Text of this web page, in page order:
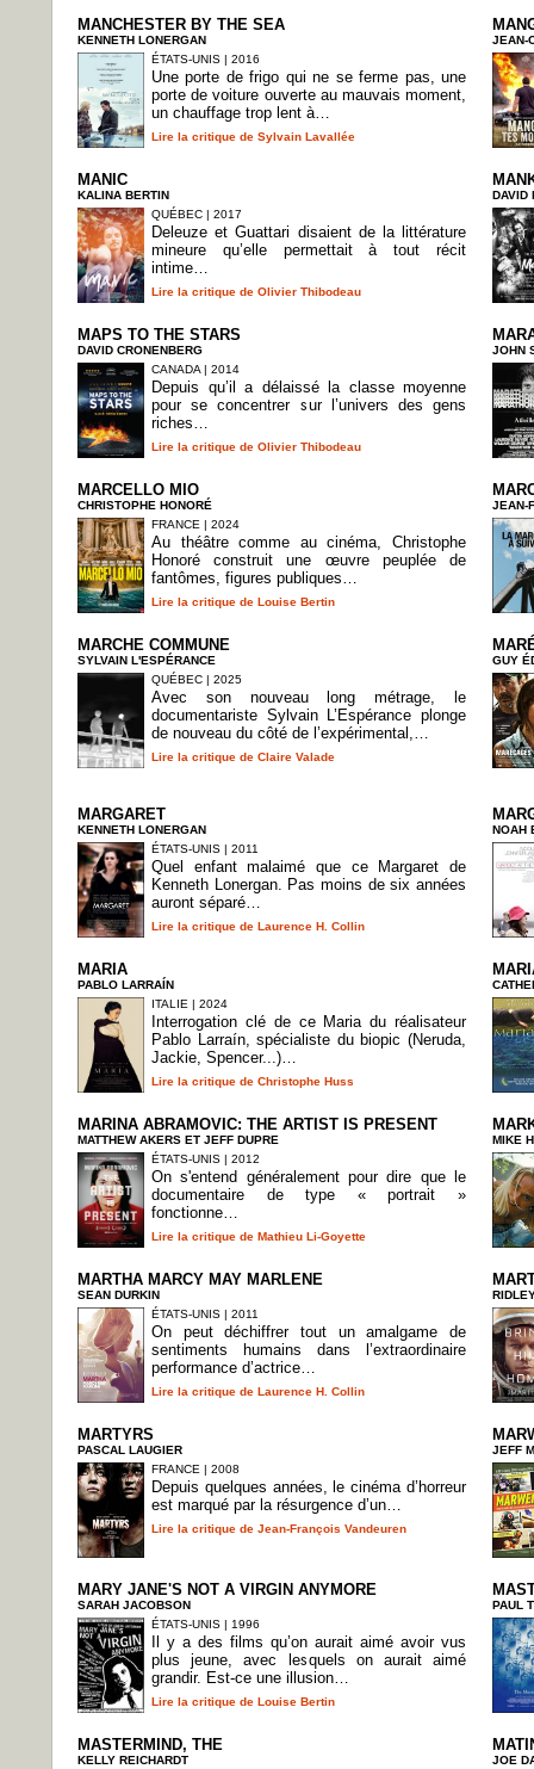
MANCHESTER BY THE SEA
KENNETH LONERGAN
ÉTATS-UNIS | 2016
Une porte de frigo qui ne se ferme pas, une
porte de voiture ouverte au mauvais moment,
un chauffage trop lent à…
Lire la critique de Sylvain Lavallée
JEAN-
MANIC
KALINA BERTIN
QUÉBEC | 2017
Deleuze et Guattari disaient de la littérature
mineure qu’elle permettait à tout récit
intime…
Lire la critique de Olivier Thibodeau
DAVID
MAPS TO THE STARS
DAVID CRONENBERG
CANADA | 2014
Depuis qu’il a délaissé la classe moyenne
pour se concentrer sur l’univers des gens
riches…
Lire la critique de Olivier Thibodeau
JOHN
MARCELLO MIO
CHRISTOPHE HONORÉ
FRANCE | 2024
Au théâtre comme au cinéma, Christophe
Honoré construit une œuvre peuplée de
fantômes, figures publiques…
Lire la critique de Louise Bertin
JEAN-
MARCHE COMMUNE
SYLVAIN L'ESPÉRANCE
QUÉBEC | 2025
Avec son nouveau long métrage, le
documentariste Sylvain L’Espérance plonge
de nouveau du côté de l’expérimental,…
Lire la critique de Claire Valade
GUY
MARGARET
KENNETH LONERGAN
ÉTATS-UNIS | 2011
Quel enfant malaimé que ce Margaret de
Kenneth Lonergan. Pas moins de six années
auront séparé…
Lire la critique de Laurence H. Collin
NOAH
MARIA
PABLO LARRAÍN
ITALIE | 2024
Interrogation clé de ce Maria du réalisateur
Pablo Larraín, spécialiste du biopic (Neruda,
Jackie, Spencer...)…
Lire la critique de Christophe Huss
MARINA ABRAMOVIC: THE ARTIST IS PRESENT
MATTHEW AKERS ET JEFF DUPRE
ÉTATS-UNIS | 2012
On s'entend généralement pour dire que le
documentaire de type « portrait »
fonctionne…
Lire la critique de Mathieu Li-Goyette
MIKE
MARTHA MARCY MAY MARLENE
SEAN DURKIN
ÉTATS-UNIS | 2011
On peut déchiffrer tout un amalgame de
sentiments humains dans l’extraordinaire
performance d’actrice…
Lire la critique de Laurence H. Collin
MARTYRS
PASCAL LAUGIER
FRANCE | 2008
Depuis quelques années, le cinéma d’horreur
est marqué par la résurgence d’un…
Lire la critique de Jean-François Vandeuren
JEFF
MARY JANE'S NOT A VIRGIN ANYMORE
SARAH JACOBSON
ÉTATS-UNIS | 1996
Il y a des films qu’on aurait aimé avoir vus
plus jeune, avec lesquels on aurait aimé
grandir. Est-ce une illusion…
Lire la critique de Louise Bertin
PAUL
MASTERMIND, THE
KELLY REICHARDT JOE